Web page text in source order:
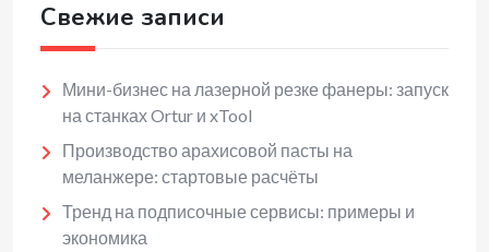
Свежие записи
Мини-бизнес на лазерной резке фанеры: запуск
на станках Ortur и xTool
Производство арахисовой пасты на
меланжере: стартовые расчёты
Тренд на подписочные сервисы: примеры и
экономика